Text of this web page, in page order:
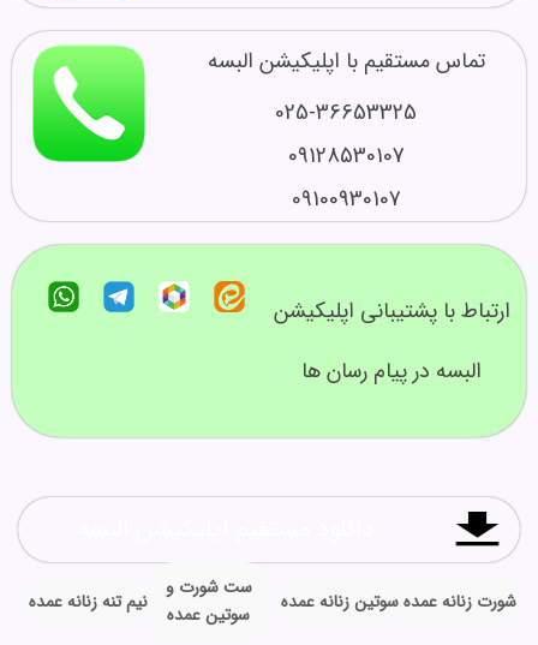
تماس مستقیم با اپلیکیشن البسه
025-36653325
09128530107
09100930107
ارتباط با پشتیبانی اپلیکیشن
البسه در پیام رسان ها
شورت زنانه عمده سوتین زنانه عمده
ست شورت و
سوتین عمده
نیم تنه زنانه عمده